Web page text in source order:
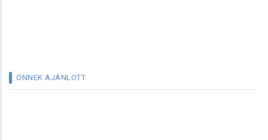
ÖNNEK AJÁNLOTT